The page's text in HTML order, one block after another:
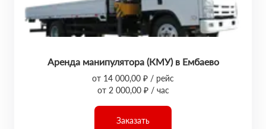
Аренда манипулятора (КМУ) в Ембаево
от 14 000,00 ₽ / рейс
от 2 000,00 ₽ / час
Заказать